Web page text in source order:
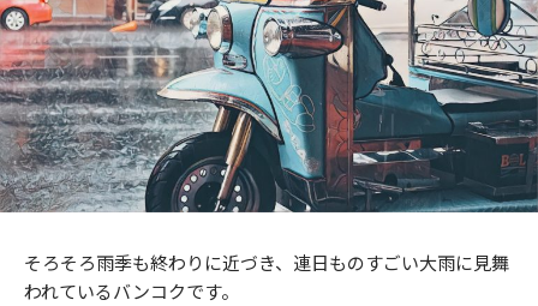
そろそろ雨季も終わりに近づき、連日ものすごい大雨に見舞
われているバンコクです。